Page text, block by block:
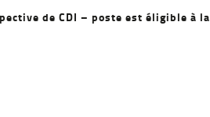
de CDI – poste est éligible à la